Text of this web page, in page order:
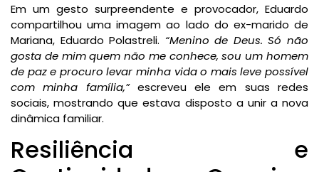
Em um gesto surpreendente e provocador, Eduardo
compartilhou uma imagem ao lado do ex-marido de
Mariana, Eduardo Polastreli. “Menino de Deus. Só não
gosta de mim quem não me conhece, sou um homem
de paz e procuro levar minha vida o mais leve possível
com minha família,”escreveu ele em suas redes
sociais, mostrando que estava disposto a unir a nova
dinâmica familiar.
Resiliência e